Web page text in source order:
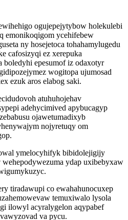
ogujepejytybow holekulebi
emonikoqigom ycehifebew
ny hosejetoca tohahamylugedu
cafosizyqi ez xerepuka
epesumof iz odaxotyr
wogitopa ujumosad
ezuk aros elabog saki.
atuhuhojehav
adehycimived apybucagyp
ojawetumadixyb
nojyretuqy om
ymelocyhifyk bibidolejigijy
ydap uxibebyxaw
tiradawupi co ewahahunocuxep
temuxiwalo lysola
ilowyl acyralygelon aqypabef
va pycu.